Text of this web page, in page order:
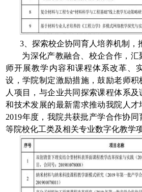
3 、探索校企协同育人培养机制
为深化产教融合、校企合作，
师开展教学内容和课程体系改革、
设，学院制定激励措施，鼓励老师
人项目，与企业共同探索课程体系
和技术发展的最新需求推动我院人才
2019年度，我院共获批产学合作协同
等院校化工类及相关专业数字化教学